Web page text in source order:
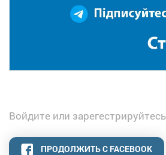
Войдите или
ПРОДОЛЖИТЬ С FACEBOOK